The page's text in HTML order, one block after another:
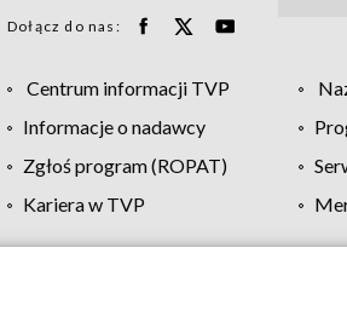
Dołącz do nas:
Centrum informacji TVP
Informacje o nadawcy
Zgłoś program (ROPAT)
Kariera w TVP